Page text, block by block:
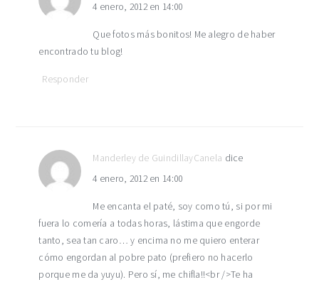
4 enero, 2012 en 14:00
Que fotos más bonitos! Me alegro de haber
encontrado tu blog!
Responder
Manderley de GuindillayCanela dice
4 enero, 2012 en 14:00
Me encanta el paté, soy como tú, si por mi
fuera lo comería a todas horas, lástima que engorde
tanto, sea tan caro… y encima no me quiero enterar
cómo engordan al pobre pato (prefiero no hacerlo
porque me da yuyu). Pero sí, me chifla!!<br />Te ha